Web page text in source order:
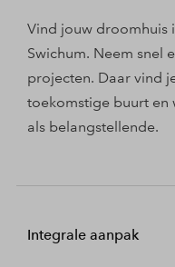
Vind jouw droomhuis
Swichum. Neem snel
projecten. Daar vind
toekomstige buurt en
als belangstellende.
Integrale aanpak